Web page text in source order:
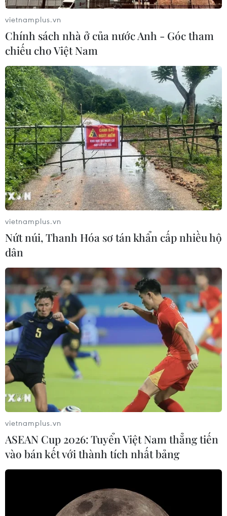
vietnamplus.vn
Chính sách nhà ở của nước Anh - Góc tham
chiếu cho Việt Nam
vietnamplus.vn
Nứt núi, Thanh Hóa sơ tán khẩn cấp nhiều hộ
dân
vietnamplus.vn
ASEAN Cup 2026: Tuyển Việt Nam thẳng tiến
vào bán kết với thành tích nhất bảng